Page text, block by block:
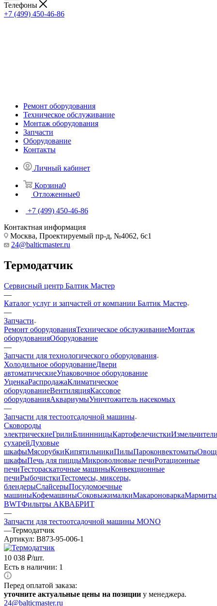
Телефоны
+7 (499) 450-46-86
Ремонт оборудования
Техническое обслуживание
Монтаж оборудования
Запчасти
Оборудование
Контакты
Личный кабинет
Корзина0
Отложенные0
+7 (499) 450-46-86
Контактная информация
Москва, Проектируемый пр-д, №4062, 6с1
24@balticmaster.ru
Термодатчик
Сервисный центр Балтик Мастер
—
Каталог услуг и запчастей от компании Балтик Мастер
—
Запчасти
Ремонт оборудованияТехническое обслуживаниеМонтаж
оборудованияОборудование
—
Запчасти для технологического оборудования
Холодильное оборудованиеДвери
автоматическиеУпаковочное оборудование
УценкаРаспродажаКлиматическое
оборудованиеВентиляцияКассовое
оборудованияАквариумыУничтожитель насекомых
—
Запчасти для тестоотсадочной машины
Cковороды
электрическиеГрилиБлиннницыКартофелечистки
сухарейДуховые
шкафыМясорубкиКипятильникиПилыПароконвектоматы
шкафыПечь для пиццыМикроволновые печиРотационные
печиТестораскаточные машиныКонвекционные
печиРыбочисткиТестомесы, миксеры,
блендерыСлайсерыПосудомоечные
машиныКофемашиныСоковыжималкиМакароноваркаМармиты
BWTФильтры АКВАБРИТ
—
Запчасти для тестоотсадочной машины MONO
—Термодатчик
Артикул: B873-95-006-1
10 038 ₽/шт.
Есть в наличии: 1
Перед оплатой заказа:
уточните актуальные цены на позиции у менеджера.
24@balticmaster.ru